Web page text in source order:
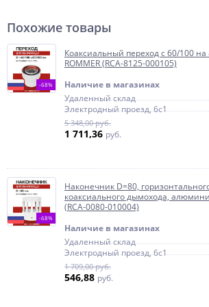
Похожие товары
-68%
Коаксиальный переход с 60/100 на
ROMMER (RCA-8125-000105)
Наличие в магазинах
Удаленный склад
Электродный проезд, 6с1
5 348,00 руб.
1 711,36 руб.
-68%
Наконечник D=80,
коаксиального дымохода,
(RCA-0080-010004)
Наличие в магазинах
Удаленный склад
Электродный проезд, 6с1
1 709,00 руб.
546,88 руб.